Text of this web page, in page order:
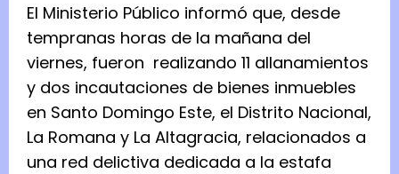
El Ministerio Público informó que, desde
tempranas horas de la mañana del
viernes, fueron realizando 11 allanamientos
y dos incautaciones de bienes inmuebles
en Santo Domingo Este, el Distrito Nacional,
La Romana y La Altagracia, relacionados a
una red delictiva dedicada a la estafa